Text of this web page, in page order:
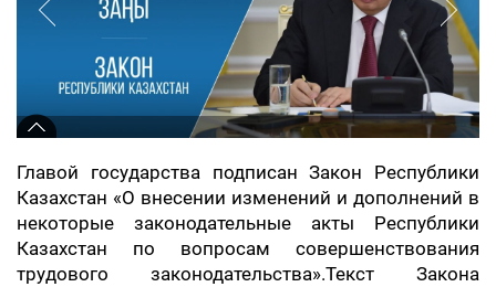
Главой государства подписан Закон Республики
Казахстан «О внесении изменений и дополнений в
некоторые законодательные акты Республики
Казахстан по вопросам совершенствования
трудового законодательства».Текст Закона